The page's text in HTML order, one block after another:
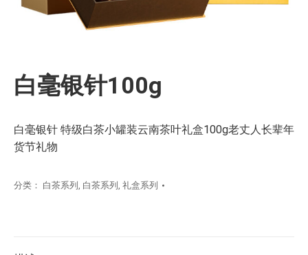
白毫银针100g
白毫银针 特级白茶小罐装云南茶叶礼盒100g老丈人长辈年
货节礼物
分类： 白茶系列 , 白茶系列 , 礼盒系列